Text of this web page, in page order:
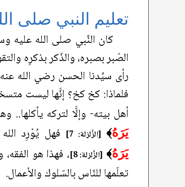
تعليم النبي صلى
كان النَّبي صلى الله عليه
الصّبر بصبره، والذّكر بذكرِه
رأى سيِّدنا الحسن رضي الله
فلماذا: كخ كخ؟ إنَّها ليست
أهل بيته- وإلَّا لتركه
يَرَهُ﴾ [الزَّلزلة: 7] فهل يُوْرِد
يَرَهُ﴾ [الزَّلزلة: 8]
، فهذا هو
تعلّمها للنّاس بالسّلوك والأعمال.